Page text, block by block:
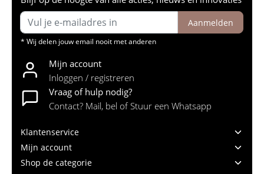
Aanmelden
* Wij delen jouw email nooit met anderen
Mijn account
Inloggen / registreren
Vraag of hulp nodig?
Contact? Mail, bel of Stuur een Whatsapp
Klantenservice
Mijn account
Shop de categorie